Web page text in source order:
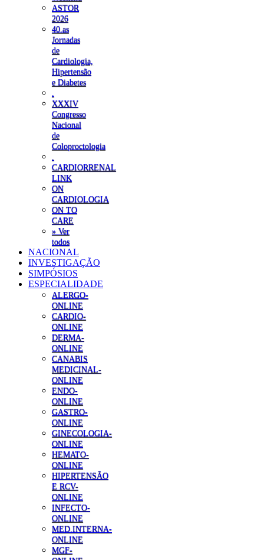
ASTOR
2026
40.as
Jornadas
de
Cardiologia,
Hipertensão
e Diabetes
XXXIV
Congresso
Nacional
de
Coloproctologia
CARDIORRENAL
LINK
ON
CARDIOLOGIA
ON TO
CARE
» Ver
todos
NACIONAL
INVESTIGAÇÃO
SIMPÓSIOS
ESPECIALIDADE
ALERGO-
ONLINE
CARDIO-
ONLINE
DERMA-
ONLINE
CANABIS
MEDICINAL-
ONLINE
ENDO-
ONLINE
GASTRO-
ONLINE
GINECOLOGIA-
ONLINE
HEMATO-
ONLINE
HIPERTENSÃO
E RCV-
ONLINE
INFECTO-
ONLINE
MED.INTERNA-
ONLINE
MGF-